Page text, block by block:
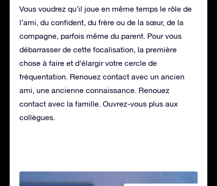
Vous voudrez qu’il joue en même temps le rôle de
l’ami, du confident, du frère ou de la sœur, de la
compagne, parfois même du parent. Pour vous
débarrasser de cette focalisation, la première
chose à faire et d’élargir votre cercle de
fréquentation. Renouez contact avec un ancien
ami, une ancienne connaissance. Renouez
contact avec la famille. Ouvrez-vous plus aux
collègues.